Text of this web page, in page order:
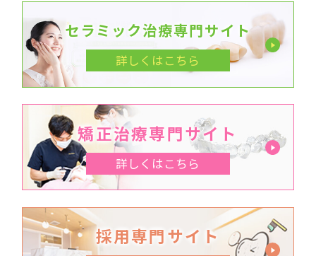
セラミック治療専門サイト
詳しくはこちら
矯正治療専門サイト
詳しくはこちら
採用専門サイト